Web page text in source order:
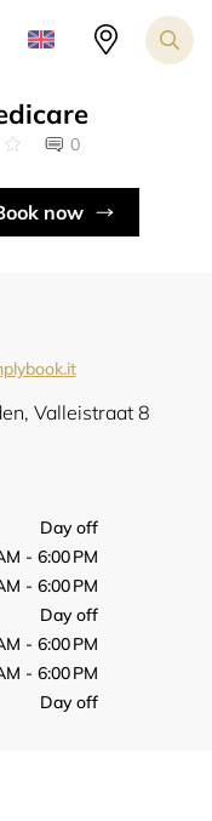
0
now
Valleistraat 8
Day off
- 6:00 PM
- 6:00 PM
Day off
- 6:00 PM
- 6:00 PM
Day off